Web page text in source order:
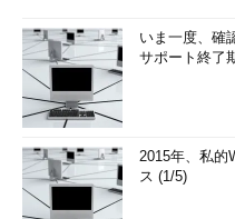
いま一度、確
サポート終了
2015年、私的
ス (1/5)